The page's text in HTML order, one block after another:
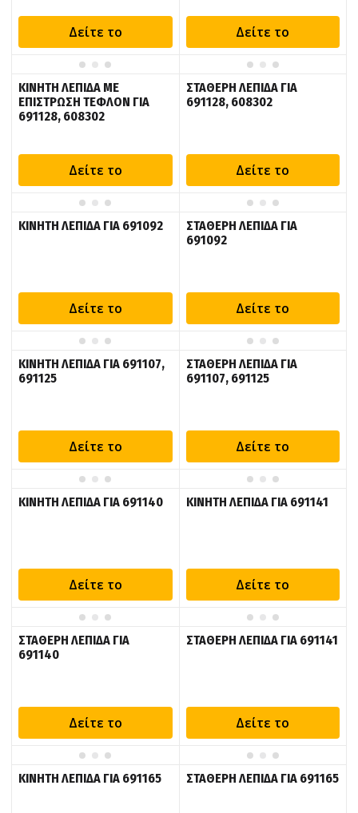
Δείτε το Δείτε το
ΚΙΝΗΤΗ ΛΕΠΙΔΑ ΜΕ
ΕΠΙΣΤΡΩΣΗ ΤΕΦΛΟΝ ΓΙΑ
691128, 608302
Δείτε το
ΣΤΑΘΕΡΗ ΛΕΠΙΔΑ ΓΙΑ
691128, 608302
Δείτε το
ΚΙΝΗΤΗ ΛΕΠΙΔΑ ΓΙΑ 691092
Δείτε το
ΣΤΑΘΕΡΗ ΛΕΠΙΔΑ ΓΙΑ
691092
Δείτε το
ΚΙΝΗΤΗ ΛΕΠΙΔΑ ΓΙΑ 691107,
691125
Δείτε το
ΣΤΑΘΕΡΗ ΛΕΠΙΔΑ ΓΙΑ
691107, 691125
Δείτε το
ΚΙΝΗΤΗ ΛΕΠΙΔΑ ΓΙΑ 691140
Δείτε το
ΚΙΝΗΤΗ ΛΕΠΙΔΑ ΓΙΑ 691141
Δείτε το
ΣΤΑΘΕΡΗ ΛΕΠΙΔΑ ΓΙΑ
691140
Δείτε το
ΣΤΑΘΕΡΗ ΛΕΠΙΔΑ ΓΙΑ 691141
Δείτε το
ΚΙΝΗΤΗ ΛΕΠΙΔΑ ΓΙΑ 691165 ΣΤΑΘΕΡΗ ΛΕΠΙΔΑ ΓΙΑ 691165